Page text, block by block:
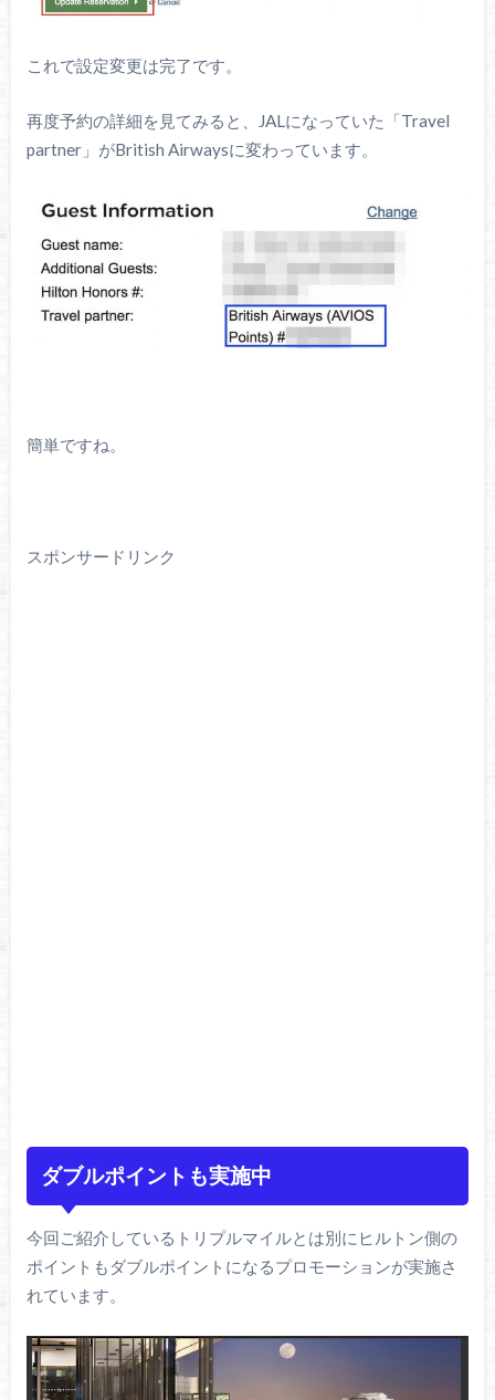
これで設定変更は完了です。
再度予約の詳細を見てみると、JALになっていた「Travel
partner」がBritish Airwaysに変わっています。
簡単ですね。
スポンサードリンク
ダブルポイントも実施中
今回ご紹介しているトリプルマイルとは別にヒルトン側の
ポイントもダブルポイントになるプロモーションが実施さ
れています。